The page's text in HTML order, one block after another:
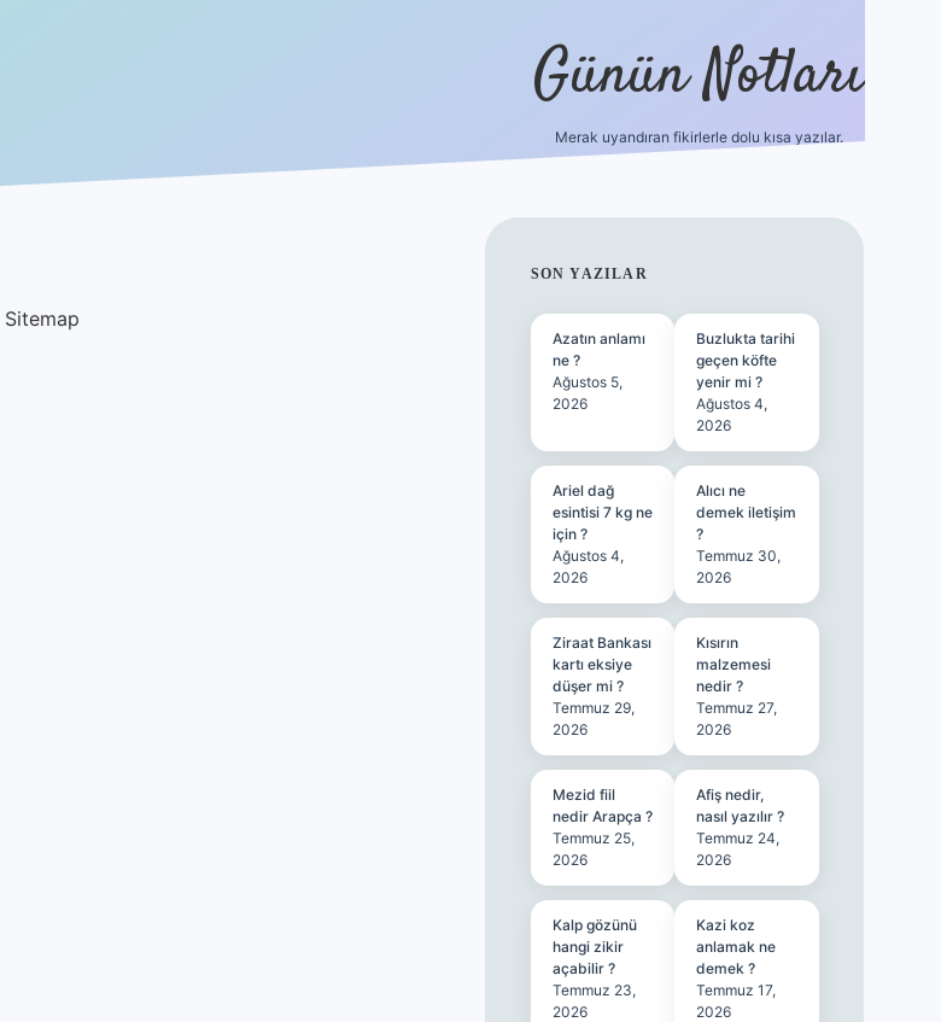
Günün Notları
Merak uyandıran fikirlerle dolu kısa yazılar.
Sitemap
SIDEBAR
SON YAZILAR
Azatın anlamı
ne ?
Ağustos 5,
2026
Buzlukta tarihi
geçen köfte
yenir mi ?
Ağustos 4,
2026
Ariel dağ
esintisi 7 kg ne
için ?
Ağustos 4,
2026
Alıcı ne
demek iletişim
?
Temmuz 30,
2026
Ziraat Bankası
kartı eksiye
düşer mi ?
Temmuz 29,
2026
Kısırın
malzemesi
nedir ?
Temmuz 27,
2026
Mezid fiil
nedir Arapça ?
Temmuz 25,
2026
Afiş nedir,
nasıl yazılır ?
Temmuz 24,
2026
Kalp gözünü
hangi zikir
açabilir ?
Temmuz 23,
2026
Kazi koz
anlamak ne
demek ?
Temmuz 17,
2026
https://piabellaguncel.com/